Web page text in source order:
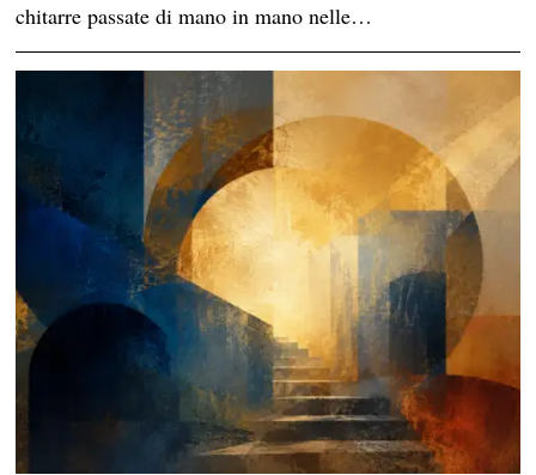
chitarre passate di mano in mano nelle…